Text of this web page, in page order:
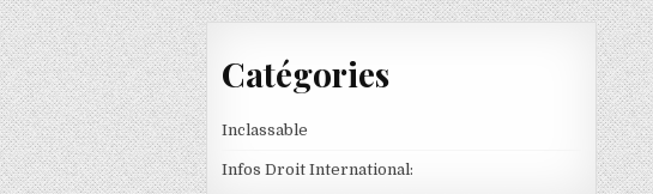
Catégories
Inclassable
Infos Droit International: